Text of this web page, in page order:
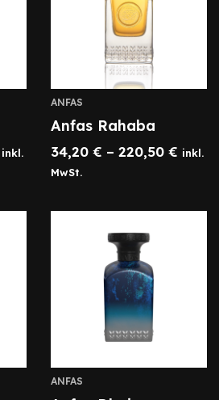
inkl.
ANFAS
Anfas Rahaba
34,20 € – 220,50 € inkl.
MwSt.
ANFAS